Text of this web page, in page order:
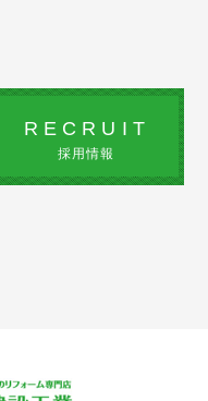
RECRUIT
採用情報